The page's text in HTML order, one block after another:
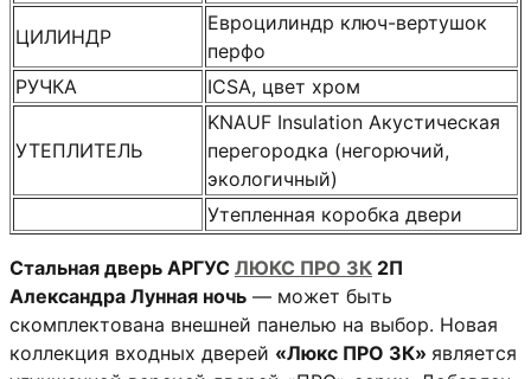
ЦИЛИНДР
Евроцилиндр ключ-вертушок
перфо
РУЧКА
ICSA, цвет хром
УТЕПЛИТЕЛЬ
KNAUF Insulation Акустическая
перегородка (негорючий,
экологичный)
Утепленная коробка двери
Стальная дверь АРГУС ЛЮКС ПРО 3К 2П
Александра Лунная ночь — может быть
скомплектована внешней панелью на выбор. Новая
коллекция входных дверей «Люкс ПРО 3К» является